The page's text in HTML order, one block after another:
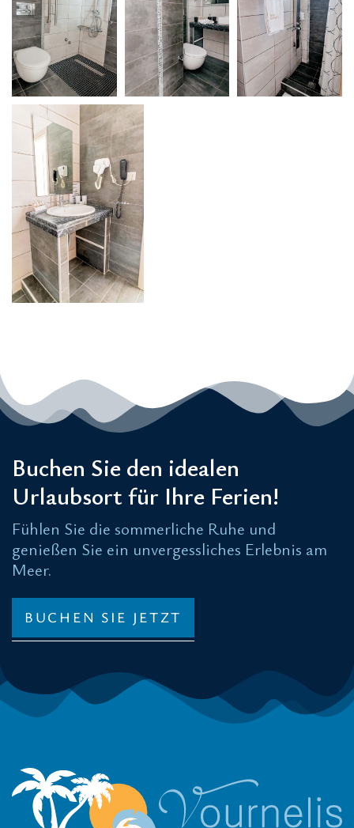
Buchen Sie den idealen
Urlaubsort für Ihre Ferien!
Fühlen Sie die sommerliche Ruhe und
genießen Sie ein unvergessliches Erlebnis am
Meer.
BUCHEN SIE JETZT